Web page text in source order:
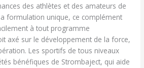
des athlètes et des amateurs de
formulation unique, ce complément
à tout programme
axé sur le développement de la force,
Les sportifs de tous niveaux
bénéfiques de Strombaject, qui aide